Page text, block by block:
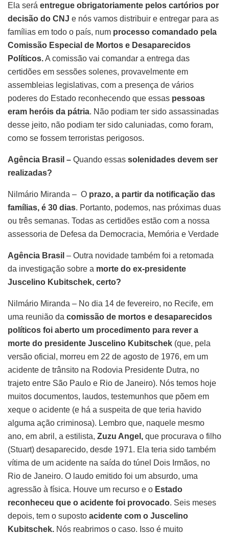
Ela será entregue obrigatoriamente pelos cartórios por
decisão do CNJ e nós vamos distribuir e entregar para as
famílias em todo o país, num processo comandado pela
Comissão Especial de Mortos e Desaparecidos
Políticos.A comissão vai comandar a entrega das
certidões em sessões solenes, provavelmente em
assembleias legislativas, com a presença de vários
poderes do Estado reconhecendo que essas pessoas
eram heróis da pátria. Não podiam ter sido assassinadas
desse jeito, não podiam ter sido caluniadas, como foram,
como se fossem terroristas perigosos.
Agência Brasil – Quando essas solenidades devem ser
realizadas?
Nilmário Miranda – O prazo, a partir da notificação das
famílias, é 30 dias. Portanto, podemos, nas próximas duas
ou três semanas. Todas as certidões estão com a nossa
assessoria de Defesa da Democracia, Memória e Verdade
Agência Brasil – Outra novidade também foi a retomada
da investigação sobre a morte do ex-presidente
Juscelino Kubitschek, certo?
Nilmário Miranda – No dia 14 de fevereiro, no Recife, em
uma reunião da comissão de mortos e desaparecidos
políticos foi aberto um procedimento para rever a
morte do presidente Juscelino Kubitschek (que, pela
versão oficial, morreu em 22 de agosto de 1976, em um
acidente de trânsito na Rodovia Presidente Dutra, no
trajeto entre São Paulo e Rio de Janeiro). Nós temos hoje
muitos documentos, laudos, testemunhos que põem em
xeque o acidente (e há a suspeita de que teria havido
alguma ação criminosa). Lembro que, naquele mesmo
ano, em abril, a estilista, Zuzu Angel, que procurava o filho
(Stuart) desaparecido, desde 1971. Ela teria sido também
vítima de um acidente na saída do túnel Dois Irmãos, no
Rio de Janeiro. O laudo emitido foi um absurdo, uma
agressão à física. Houve um recurso e o Estado
reconheceu que o acidente foi provocado. Seis meses
depois, tem o suposto acidente com o Juscelino
Kubitschek. Nós reabrimos o caso. Isso é muito